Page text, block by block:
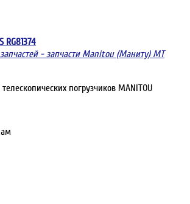
- запчасти Manitou (Маниту) MT
погрузчиков MANITOU